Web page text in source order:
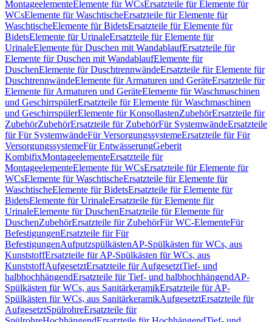
MontageelementeElemente für WCsErsatzteile für Elemente für
WCsElemente für WaschtischeErsatzteile für Elemente für
WaschtischeElemente für BidetsErsatzteile für Elemente für
BidetsElemente für UrinaleErsatzteile für Elemente für
UrinaleElemente für Duschen mit WandablaufErsatzteile für
Elemente für Duschen mit WandablaufElemente für
DuschenElemente für DuschtrennwändeErsatzteile für Elemente für
DuschtrennwändeElemente für Armaturen und GeräteErsatzteile für
Elemente für Armaturen und GeräteElemente für Waschmaschinen
und GeschirrspülerErsatzteile für Elemente für Waschmaschinen
und GeschirrspülerElemente für KonsollastenZubehörErsatzteile für
ZubehörZubehörErsatzteile für ZubehörFür SystemwändeErsatzteile
für Für SystemwändeFür VersorgungssystemeErsatzteile für Für
VersorgungssystemeFür EntwässerungGeberit
KombifixMontageelementeErsatzteile für
MontageelementeElemente für WCsErsatzteile für Elemente für
WCsElemente für WaschtischeErsatzteile für Elemente für
WaschtischeElemente für BidetsErsatzteile für Elemente für
BidetsElemente für UrinaleErsatzteile für Elemente für
UrinaleElemente für DuschenErsatzteile für Elemente für
DuschenZubehörErsatzteile für ZubehörFür WC-ElementeFür
BefestigungenErsatzteile für Für
BefestigungenAufputzspülkästenAP-Spülkästen für WCs, aus
KunststoffErsatzteile für AP-Spülkästen für WCs, aus
KunststoffAufgesetztErsatzteile für AufgesetztTief- und
halbhochhängendErsatzteile für Tief- und halbhochhängendAP-
Spülkästen für WCs, aus SanitärkeramikErsatzteile für AP-
Spülkästen für WCs, aus SanitärkeramikAufgesetztErsatzteile für
AufgesetztSpülrohreErsatzteile für